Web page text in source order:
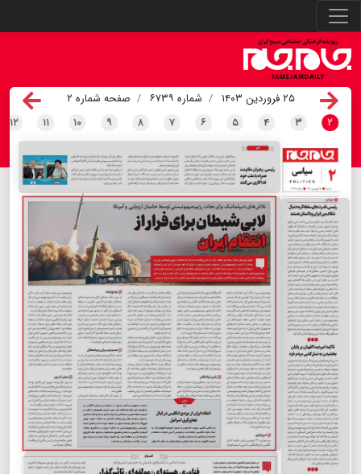
۲۵ فروردین ۱۴۰۳ شماره ۶۷۳۹
صفحه شماره ۲
۲ ۳ ۴ ۵ ۶ ۷ ۸ ۹ ۱۰ ۱۱ ۱۲